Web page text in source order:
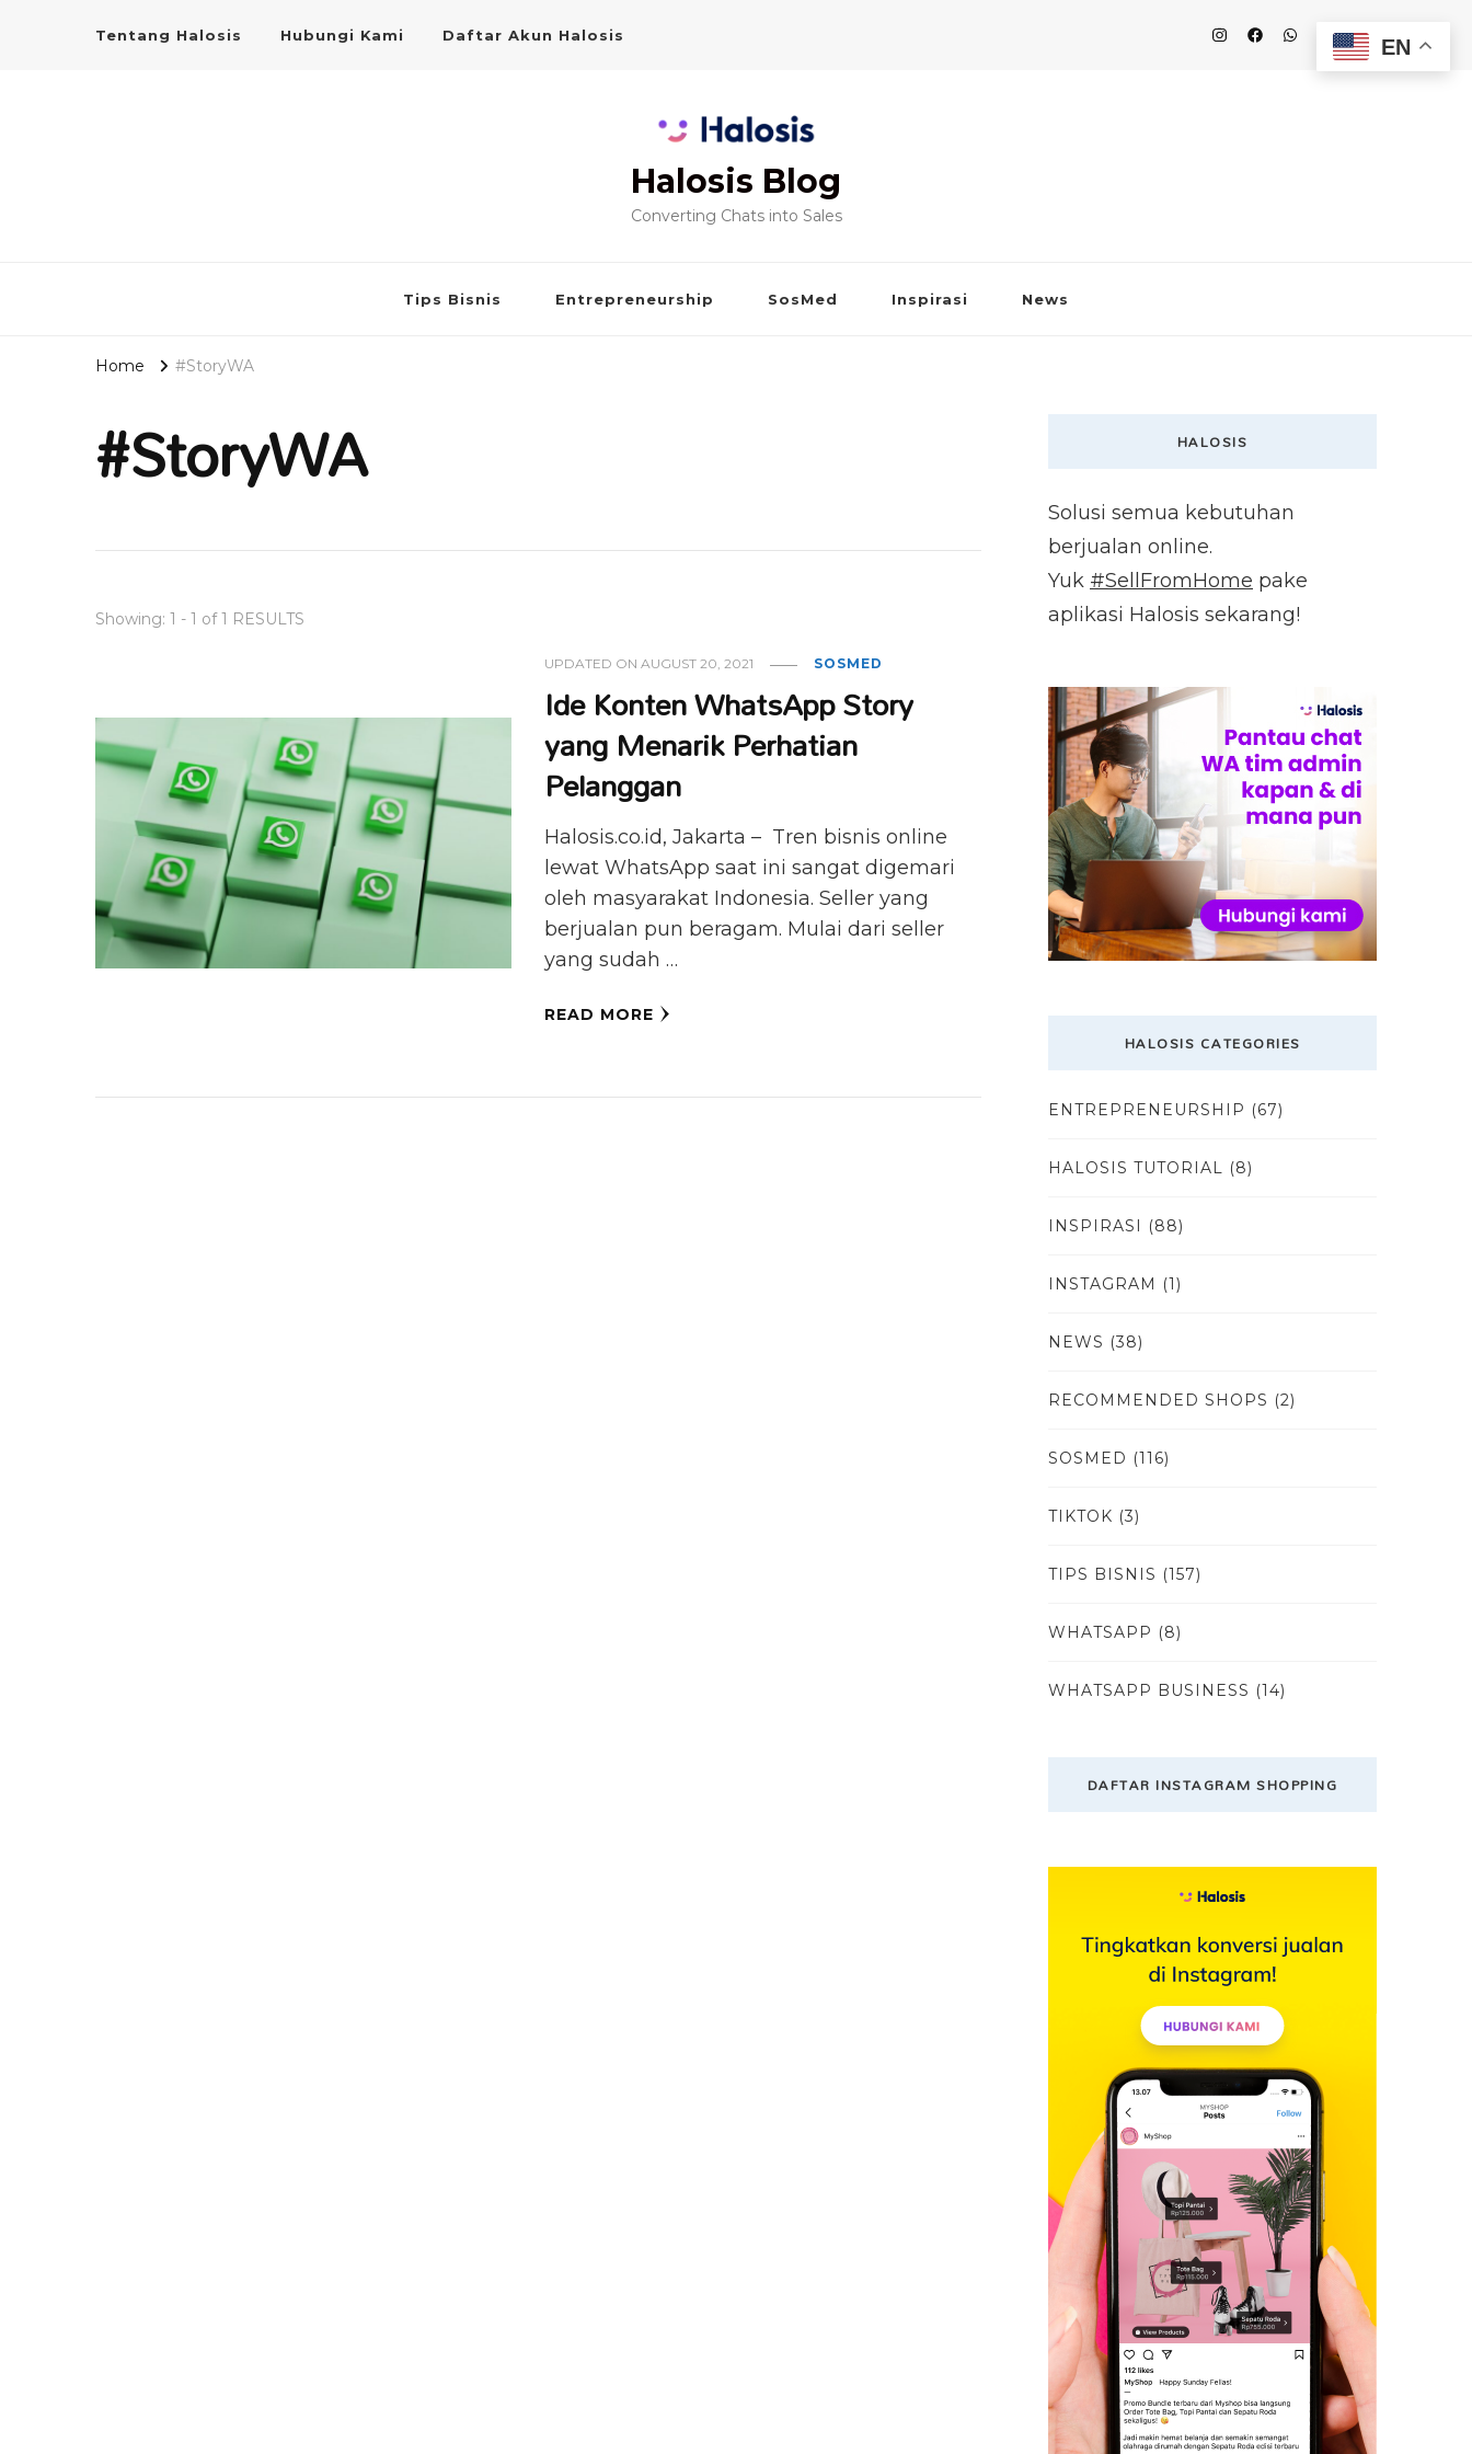
Tentang Halosis Hubungi Kami Daftar Akun Halosis
Halosis Blog
Converting Chats into Sales
Tips Bisnis Entrepreneurship SosMed Inspirasi News
Home #StoryWA
#StoryWA
Showing: 1 - 1 of 1 RESULTS
UPDATED ONAUGUST 20, 2021 SOSMED
Ide Konten WhatsApp Story
yang Menarik Perhatian
Pelanggan
Halosis.co.id, Jakarta – Tren bisnis online
lewat WhatsApp saat ini sangat digemari
oleh masyarakat Indonesia. Seller yang
berjualan pun beragam. Mulai dari seller
yang sudah …
READ MORE
HALOSIS
Solusi semua kebutuhan
berjualan online.
Yuk #SellFromHome pake
aplikasi Halosis sekarang!
HALOSIS CATEGORIES
ENTREPRENEURSHIP (67)
HALOSIS TUTORIAL (8)
INSPIRASI (88)
INSTAGRAM (1)
NEWS (38)
RECOMMENDED SHOPS (2)
SOSMED (116)
TIKTOK (3)
TIPS BISNIS (157)
WHATSAPP (8)
WHATSAPP BUSINESS (14)
DAFTAR INSTAGRAM SHOPPING
EN